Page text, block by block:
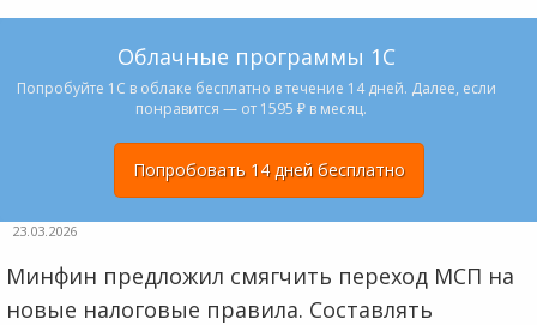
Облачные программы 1С
Попробуйте 1С в облаке бесплатно в течение 14 дней. Далее, если
понравится — от 1595 ₽ в месяц.
Попробовать 14 дней бесплатно
23.03.2026
Минфин предложил смягчить переход МСП на
новые налоговые правила. Составлять